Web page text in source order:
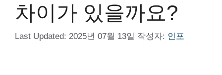
차이가 있을까요?
Last Updated: 2025년 07월 13일 작성자: 인포